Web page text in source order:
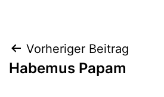
Vorheriger Beitrag
Habemus Papam